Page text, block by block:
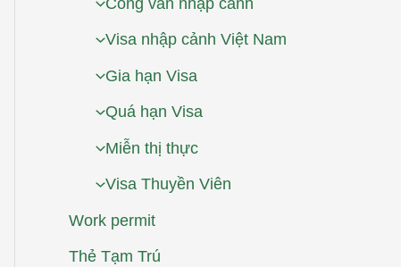
Visa nhập cảnh Việt Nam
Gia hạn Visa
Quá hạn Visa
Miễn thị thực
Visa Thuyền Viên
Work permit
Thẻ Tạm Trú